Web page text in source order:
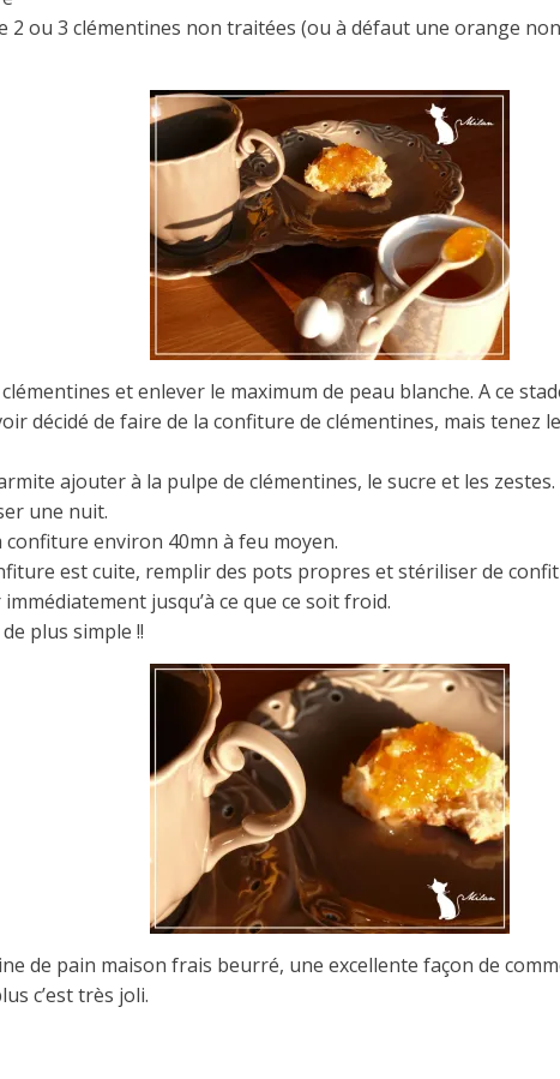
2 ou 3 clémentines non traitées (ou à défaut une orange
et enlever le maximum de peau blanche. A ce
décidé de faire de la confiture de clémentines, mais tenez
ajouter à la pulpe de clémentines, le sucre et les
une nuit.
confiture environ 40mn à feu moyen.
est cuite, remplir des pots propres et stériliser de
jusqu’à ce que ce soit froid.
plus simple !!
de pain maison frais beurré, une excellente façon de
c’est très joli.